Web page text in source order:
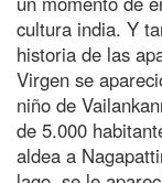
cultura india. Y
historia de las
Virgen se
niño de
de 5.000
aldea a